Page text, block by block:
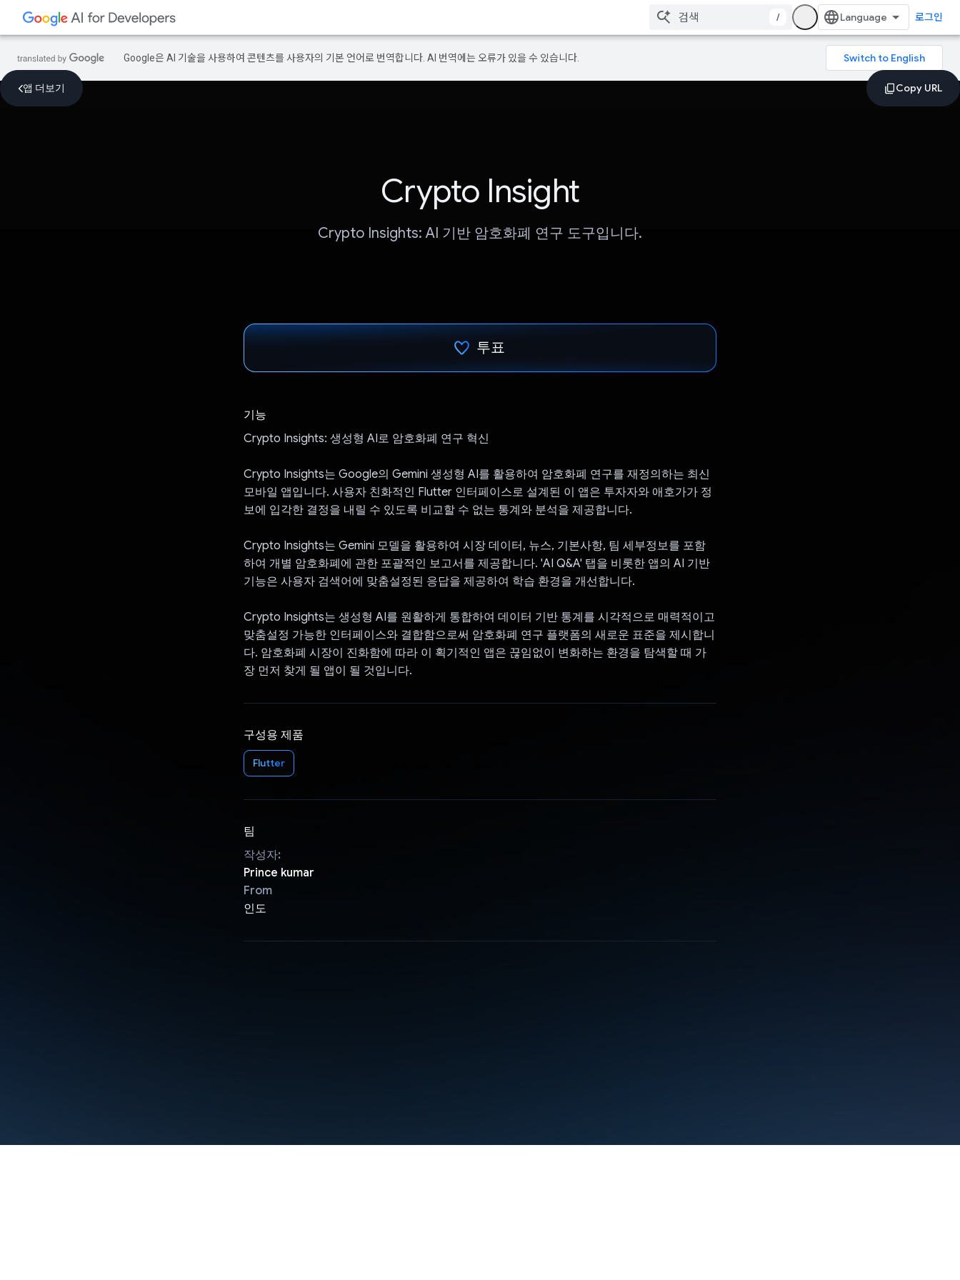
/ 로그인
Google은 AI 기술을 사용하여 콘텐츠를 사용자의 기본 언어로 번역합니다. AI 번역에는 오류가 있을 수 있습니다.
앱 더보기
Crypto Insight
Crypto Insights: AI 기반 암호화폐 연구 도구입니다.
투표
기능
Crypto Insights: 생성형 AI로 암호화폐 연구 혁신
Crypto Insights는 Google의 Gemini 생성형 AI를 활용하여 암호화폐 연구를 재정의하는 최신
모바일 앱입니다. 사용자 친화적인 Flutter 인터페이스로 설계된 이 앱은 투자자와 애호가가 정
보에 입각한 결정을 내릴 수 있도록 비교할 수 없는 통계와 분석을 제공합니다.
Crypto Insights는 Gemini 모델을 활용하여 시장 데이터, 뉴스, 기본사항, 팀 세부정보를 포함
하여 개별 암호화폐에 관한 포괄적인 보고서를 제공합니다. 'AI Q&A' 탭을 비롯한 앱의 AI 기반
기능은 사용자 검색어에 맞춤설정된 응답을 제공하여 학습 환경을 개선합니다.
Crypto Insights는 생성형 AI를 원활하게 통합하여 데이터 기반 통계를 시각적으로 매력적이고
맞춤설정 가능한 인터페이스와 결합함으로써 암호화폐 연구 플랫폼의 새로운 표준을 제시합니
다. 암호화폐 시장이 진화함에 따라 이 획기적인 앱은 끊임없이 변화하는 환경을 탐색할 때 가
장 먼저 찾게 될 앱이 될 것입니다.
구성용 제품
Flutter
팀
작성자:
Prince kumar
From
인도